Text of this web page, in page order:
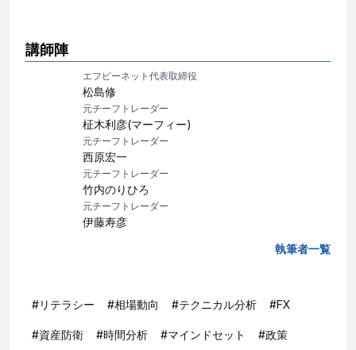
講師陣
エフピーネット代表取締役
松島修
元チーフトレーダー
柾木利彦(マーフィー)
元チーフトレーダー
西原宏一
元チーフトレーダー
竹内のりひろ
元チーフトレーダー
伊藤寿彦
執筆者一覧
#リテラシー #相場動向 #テクニカル分析 #FX
#資産防衛 #時間分析 #マインドセット #政策